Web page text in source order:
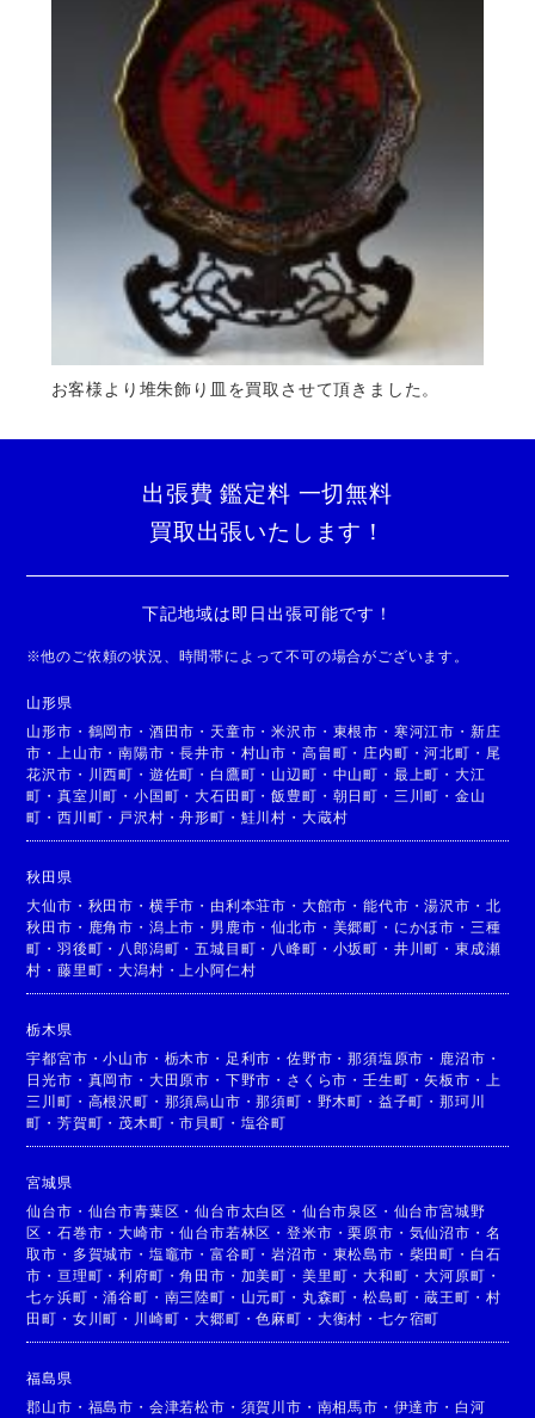
お客様より堆朱飾り皿を買取させて頂きました。
出張費 鑑定料 一切無料
買取出張いたします！
下記地域は即日出張可能です！
※他のご依頼の状況、時間帯によって不可の場合がございます。
山形県
山形市 ・ 鶴岡市 ・ 酒田市 ・ 天童市 ・米沢市 ・ 東根市 ・ 寒河江市 ・ 新庄
市 ・ 上山市 ・南陽市 ・長井市 ・ 村山市 ・ 高畠町 ・ 庄内町 ・河北町 ・ 尾
花沢市 ・ 川西町 ・ 遊佐町 ・ 白鷹町 ・ 山辺町 ・ 中山町 ・ 最上町 ・ 大江
町 ・真室川町 ・小国町 ・大石田町 ・飯豊町 ・ 朝日町 ・ 三川町 ・ 金山
町 ・西川町 ・ 戸沢村 ・舟形町 ・ 鮭川村 ・ 大蔵村
秋田県
大仙市 ・ 秋田市 ・ 横手市 ・ 由利本荘市 ・ 大館市 ・能代市 ・湯沢市 ・ 北
秋田市 ・ 鹿角市 ・ 潟上市 ・ 男鹿市 ・仙北市 ・ 美郷町 ・ にかほ市 ・ 三種
町 ・羽後町 ・ 八郎潟町 ・五城目町 ・ 八峰町 ・ 小坂町 ・ 井川町 ・ 東成瀬
村 ・藤里町 ・大潟村 ・ 上小阿仁村
栃木県
宇都宮市 ・小山市 ・ 栃木市 ・ 足利市 ・佐野市 ・那須塩原市 ・ 鹿沼市 ・
日光市 ・ 真岡市 ・ 大田原市 ・ 下野市 ・ さくら市 ・壬生町 ・矢板市 ・
上
三川町 ・ 高根沢町 ・ 那須烏山市 ・那須町 ・ 野木町 ・ 益子町 ・那珂川
町 ・芳賀町 ・ 茂木町 ・市貝町 ・ 塩谷町
宮城県
仙台市 ・ 仙台市青葉区 ・仙台市太白区 ・ 仙台市泉区 ・ 仙台市宮城野
区 ・石巻市 ・大崎市 ・仙台市若林区 ・登米市 ・栗原市 ・ 気仙沼市 ・ 名
取市 ・ 多賀城市 ・ 塩竈市 ・富谷町 ・岩沼市 ・ 東松島市 ・ 柴田町 ・ 白石
市 ・ 亘理町 ・利府町 ・角田市 ・ 加美町 ・ 美里町 ・大和町 ・大河原町 ・
七ヶ浜町 ・涌谷町 ・ 南三陸町 ・ 山元町 ・ 丸森町 ・松島町 ・蔵王町 ・ 村
田町 ・ 女川町 ・ 川崎町 ・大郷町 ・色麻町 ・ 大衡村 ・ 七ケ宿町
福島県
郡山市 ・ 福島市 ・ 会津若松市 ・ 須賀川市 ・ 南相馬市 ・ 伊達市 ・ 白河